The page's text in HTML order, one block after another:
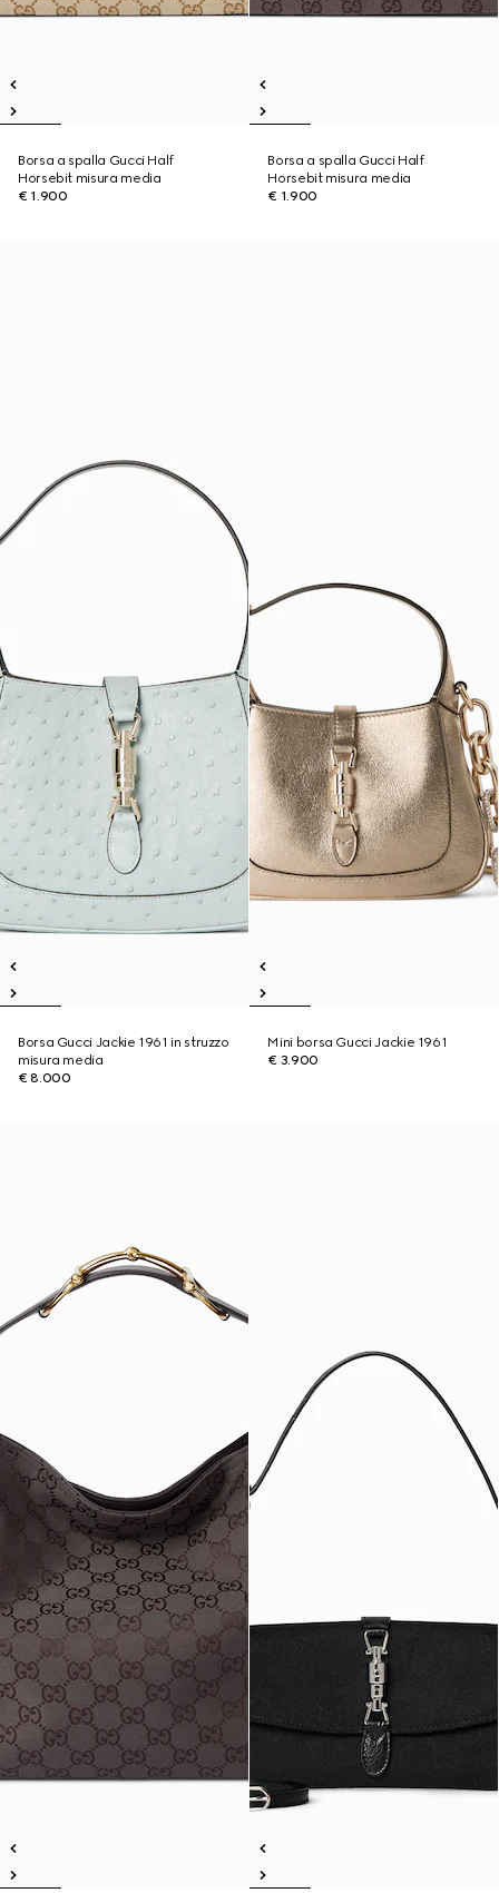
Borsa a spalla Gucci Half
Horsebit misura media
€ 1.900
Borsa a spalla Gucci Half
Horsebit misura media
€ 1.900
Borsa Gucci Jackie 1961 in struzzo
misura media
€ 8.000
Mini borsa Gucci Jackie 1961
€ 3.900